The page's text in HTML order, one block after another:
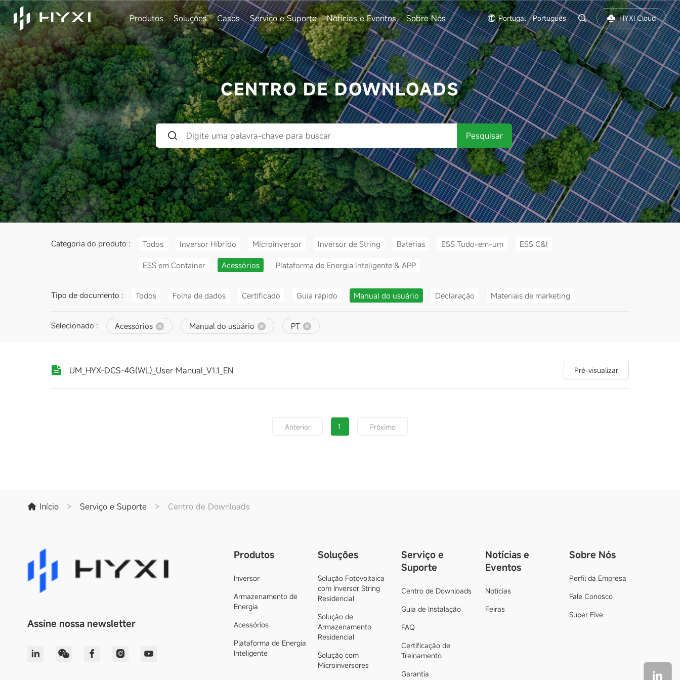
Produtos Soluções Casos Serviço e Suporte Notícias e Eventos Sobre Nós Portugal - Português HYXI Cloud
CENTRO DE DOWNLOADS
Pesquisar
Categoria do produto : Todos Inversor Híbrido Microinversor Inversor de String Baterias ESS Tudo-em-um ESS C&I
ESS em Container Acessórios Plataforma de Energia Inteligente & APP
Tipo de documento : Todos Folha de dados Certificado Guia rápido Manual do usuário Declaração Materiais de marketing
Selecionado : Acessórios Manual do usuário PT
UM_HYX-DCS-4G(WL)_User Manual_V1.1_EN Pré-visualizar
Anterior 1 Próximo
Início > Serviço e Suporte > Centro de Downloads
Assine nossa newsletter
Produtos
Inversor
Armazenamento de
Energia
Acessórios
Plataforma de Energia
Inteligente
Soluções
Solução Fotovoltaica
com Inversor String
Residencial
Solução de
Armazenamento
Residencial
Solução com
Microinversores
Serviço e
Suporte
Centro de Downloads
Guia de Instalação
FAQ
Certificação de
Treinamento
Garantia
Notícias e
Eventos
Notícias
Feiras
Sobre Nós
Perfil da Empresa
Fale Conosco
Super Five